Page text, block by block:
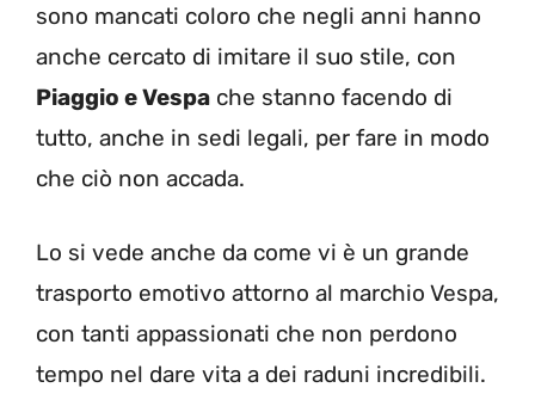
sono mancati coloro che negli anni hanno
anche cercato di imitare il suo stile, con
Piaggio e Vespa che stanno facendo di
tutto, anche in sedi legali, per fare in modo
che ciò non accada.
Lo si vede anche da come vi è un grande
trasporto emotivo attorno al marchio Vespa,
con tanti appassionati che non perdono
tempo nel dare vita a dei raduni incredibili.